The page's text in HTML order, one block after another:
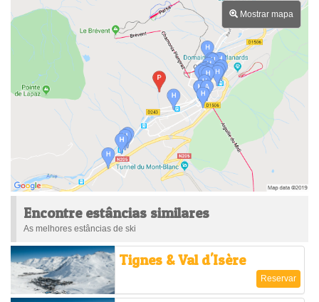
Mostrar mapa
Encontre estâncias similares
As melhores estâncias de ski
Tignes & Val d'Isère
Reservar